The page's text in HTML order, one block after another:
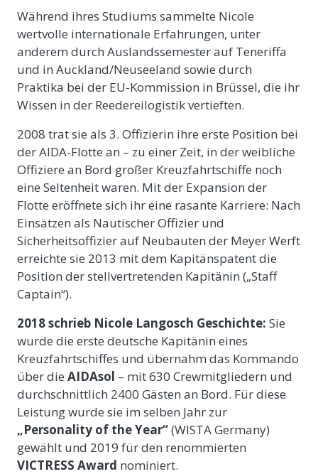
Während ihres Studiums sammelte Nicole
wertvolle internationale Erfahrungen, unter
anderem durch Auslandssemester auf Teneriffa
und in Auckland/Neuseeland sowie durch
Praktika bei der EU-Kommission in Brüssel, die ihr
Wissen in der Reedereilogistik vertieften.
2008 trat sie als 3. Offizierin ihre erste Position bei
der AIDA-Flotte an – zu einer Zeit, in der weibliche
Offiziere an Bord großer Kreuzfahrtschiffe noch
eine Seltenheit waren. Mit der Expansion der
Flotte eröffnete sich ihr eine rasante Karriere: Nach
Einsätzen als Nautischer Offizier und
Sicherheitsoffizier auf Neubauten der Meyer Werft
erreichte sie 2013 mit dem Kapitänspatent die
Position der stellvertretenden Kapitänin („Staff
Captain“).
2018 schrieb Nicole Langosch Geschichte: Sie
wurde die erste deutsche Kapitänin eines
Kreuzfahrtschiffes und übernahm das Kommando
über die AIDAsol – mit 630 Crewmitgliedern und
durchschnittlich 2400 Gästen an Bord. Für diese
Leistung wurde sie im selben Jahr zur
„Personality of the Year“(WISTA Germany)
gewählt und 2019 für den renommierten
VICTRESS Award nominiert.